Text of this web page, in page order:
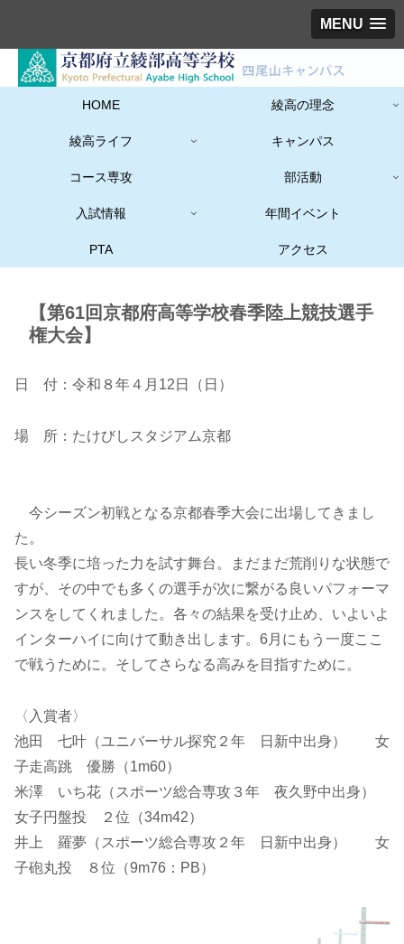
MENU
HOME 綾高の理念
綾高ライフ キャンパス
コース専攻 部活動
入試情報 年間イベント
PTA アクセス
【第61回京都府高等学校春季陸上競技選手
権大会】
日 付：令和８年４月12日（日）
場 所：たけびしスタジアム京都
今シーズン初戦となる京都春季大会に出場してきまし
た。
長い冬季に培った力を試す舞台。まだまだ荒削りな状態で
すが、その中でも多くの選手が次に繋がる良いパフォーマ
ンスをしてくれました。各々の結果を受け止め、いよいよ
インターハイに向けて動き出します。6月にもう一度ここ
で戦うために。そしてさらなる高みを目指すために。
〈入賞者〉
池田 七叶（ユニバーサル探究２年 日新中出身） 女
子走高跳 優勝（1m60）
米澤 いち花（スポーツ総合専攻３年 夜久野中出身）
女子円盤投 ２位（34m42）
井上 羅夢（スポーツ総合専攻２年 日新中出身） 女
子砲丸投 ８位（9m76：PB）